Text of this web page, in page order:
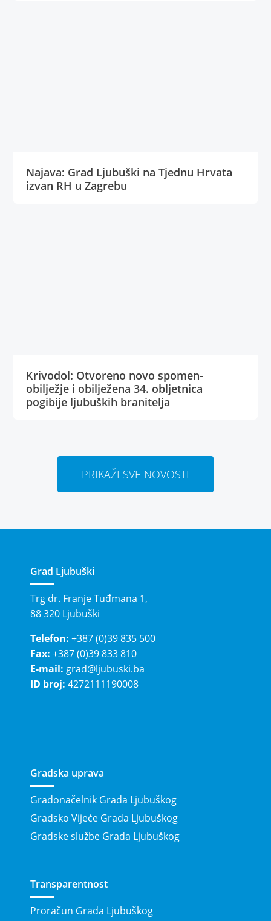
Najava: Grad Ljubuški na Tjednu Hrvata
izvan RH u Zagrebu
Krivodol: Otvoreno novo spomen-
obilježje i obilježena 34. obljetnica
pogibije ljubuških branitelja
PRIKAŽI SVE NOVOSTI
Grad Ljubuški
Trg dr. Franje Tuđmana 1,
88 320 Ljubuški
Telefon: +387 (0)39 835 500
Fax: +387 (0)39 833 810
E-mail: grad@ljubuski.ba
ID broj: 4272111190008
Gradska uprava
Gradonačelnik Grada Ljubuškog
Gradsko Vijeće Grada Ljubuškog
Gradske službe Grada Ljubuškog
Transparentnost
Proračun Grada Ljubuškog